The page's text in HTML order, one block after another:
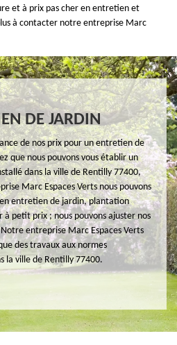
et à prix pas cher en entretien et
à contacter notre entreprise Marc
DE JARDIN
de nos prix pour un entretien de
que nous pouvons vous établir un
dans la ville de Rentilly 77400,
Marc Espaces Verts nous pouvons
entretien de jardin, plantation
à petit prix ; nous pouvons ajuster nos
entreprise Marc Espaces Verts
des travaux aux normes
la ville de Rentilly 77400.